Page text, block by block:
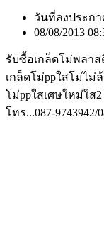
วันที่ลงประกา
08/08/2013
รับซื้อเกล็ดโม่พลาส
เกล็ดโม่ppใสโม่ไม่
โม่ppใสเศษใหม่ใส2
โทร...087-9743942/